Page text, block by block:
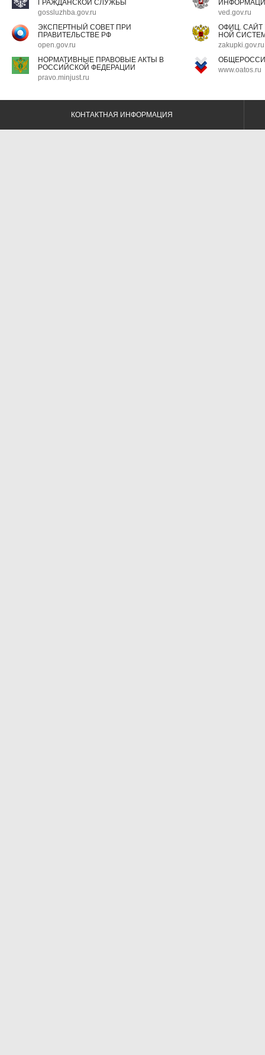
ГРАЖДАНСКОЙ СЛУЖБЫ
gossluzhba.gov.ru
ved.gov.ru
ЭКСПЕРТНЫЙ СОВЕТ ПРИ
ПРАВИТЕЛЬСТВЕ РФ
open.gov.ru
ОФИЦ.
НОЙ
zakupki.gov.ru
НОРМАТИВНЫЕ ПРАВОВЫЕ АКТЫ В
РОССИЙСКОЙ ФЕДЕРАЦИИ
pravo.minjust.ru
www.oatos.ru
КОНТАКТНАЯ ИНФОРМАЦИЯ